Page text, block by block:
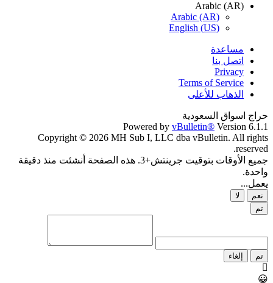
Arabic (AR)
Arabic (AR)
English (US)
مساعدة
اتصل بنا
Privacy
Terms of Service
الذهاب للأعلى
حراج اسواق السعودية
Powered by vBulletin® Version 6.1.1
Copyright © 2026 MH Sub I, LLC dba vBulletin. All rights
reserved.
جميع الأوقات بتوقيت جرينتش+3. هذه الصفحة أنشئت منذ دقيقة
واحدة.
يعمل...
نعم
لا
تم
تم إلغاء
😀